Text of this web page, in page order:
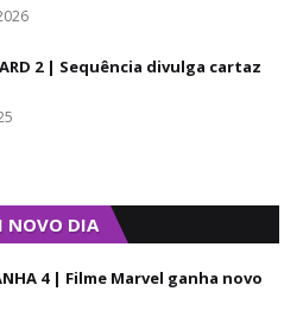
2 | Sequência divulga cartaz
NOVO DIA
4 | Filme Marvel ganha novo